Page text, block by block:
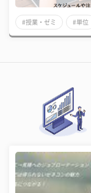
#授業・ゼミ #単位